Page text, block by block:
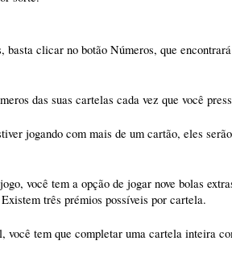
basta clicar no botão Números, que
das suas cartelas cada vez que você
jogando com mais de um cartão, eles
você tem a opção de jogar nove bolas
três prémios possíveis por cartela.
você tem que completar uma cartela inteira